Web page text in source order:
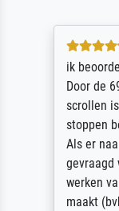
ik
Door de
scrollen
stoppen
Als er
gevraagd
werken
maakt